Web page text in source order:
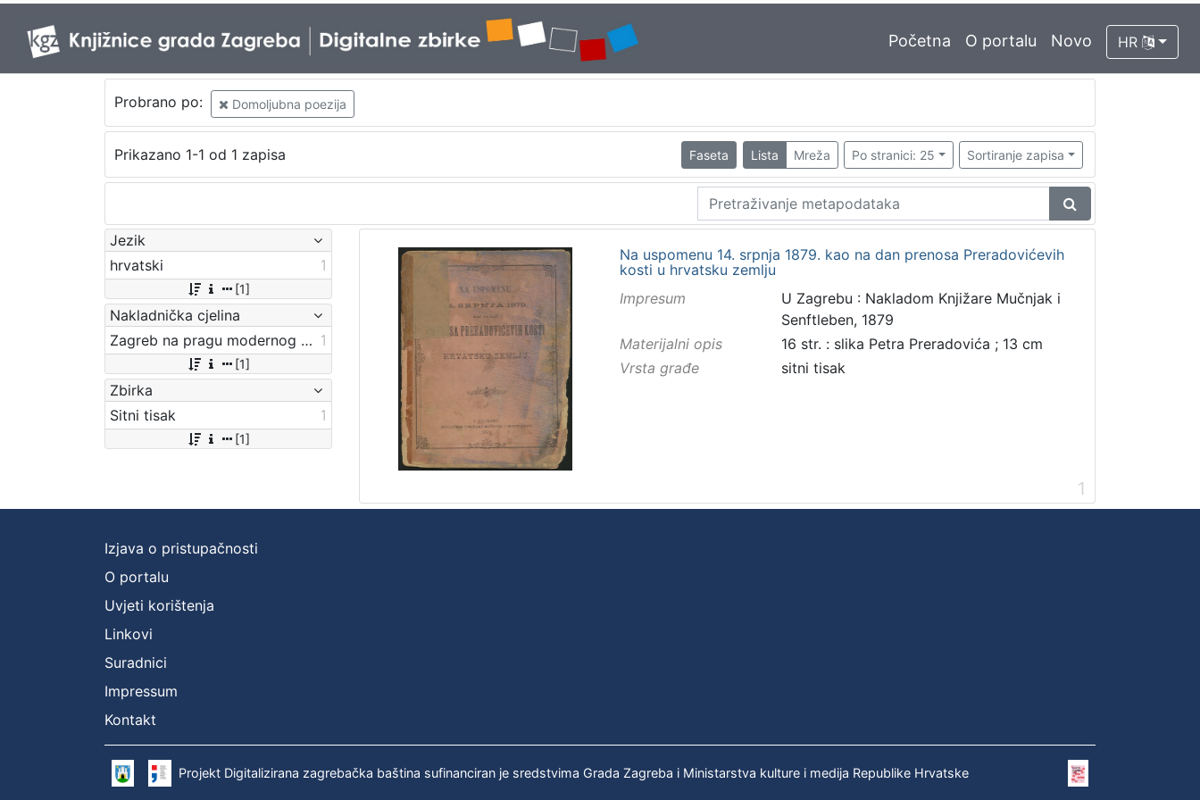
Početna O portalu Novo HR
Probrano po: Domoljubna poezija
Prikazano 1-1 od 1 zapisa Faseta Lista Mreža Po stranici: 25 Sortiranje zapisa
Jezik
hrvatski
1
[1]
Nakladnička cjelina
Zagreb na pragu modernog doba 1
[1]
Zbirka
Sitni tisak
1
[1]
Na uspomenu 14. srpnja 1879. kao na dan prenosa Preradovićevih
kosti u hrvatsku zemlju
Impresum
U Zagrebu : Nakladom Knjižare Mučnjak i
Senftleben, 1879
Materijalni opis
16 str. : slika Petra Preradovića ; 13 cm
Vrsta građe
sitni tisak
1
Izjava o pristupačnosti
O portalu
Uvjeti korištenja
Linkovi
Suradnici
Impressum
Kontakt
Projekt Digitalizirana zagrebačka baština sufinanciran je sredstvima Grada Zagreba i Ministarstva kulture i medija Republike Hrvatske